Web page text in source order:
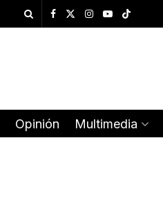
Opinión Multimedia